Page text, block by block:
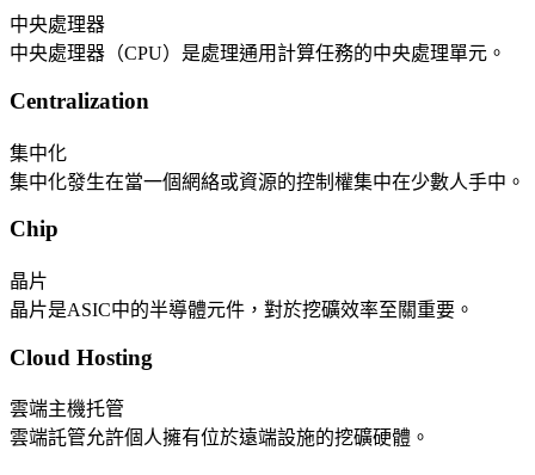
中央處理器
中央處理器（CPU）是處理通用計算任務的中央處理單元。
Centralization
集中化
集中化發生在當一個網絡或資源的控制權集中在少數人手中。
Chip
晶片
晶片是ASIC中的半導體元件，對於挖礦效率至關重要。
Cloud Hosting
雲端主機托管
雲端託管允許個人擁有位於遠端設施的挖礦硬體。